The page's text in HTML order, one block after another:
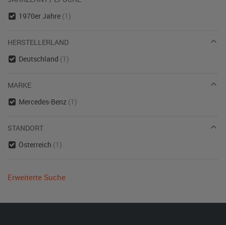
1970er Jahre (1)
HERSTELLERLAND
Deutschland (1)
MARKE
Mercedes-Benz (1)
STANDORT
Österreich (1)
Erweiterte Suche